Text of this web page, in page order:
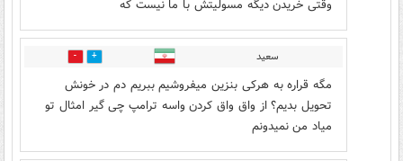
وقتی خریدن دیگه مسولیتش با ما نیست که
سعید 2
مگه قراره به هرکی بنزین میفروشیم ببریم دم در خونش
تحویل بدیم؟ از واق واق کردن واسه ترامپ چی گیر امثال تو
میاد من نمیدونم